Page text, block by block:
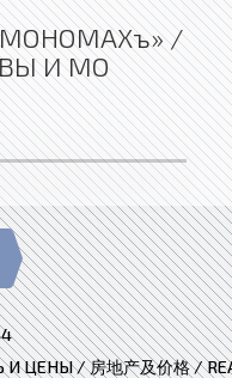
«МОНОМАХъ» /
И МО
/ 房地产及价格 / REAL